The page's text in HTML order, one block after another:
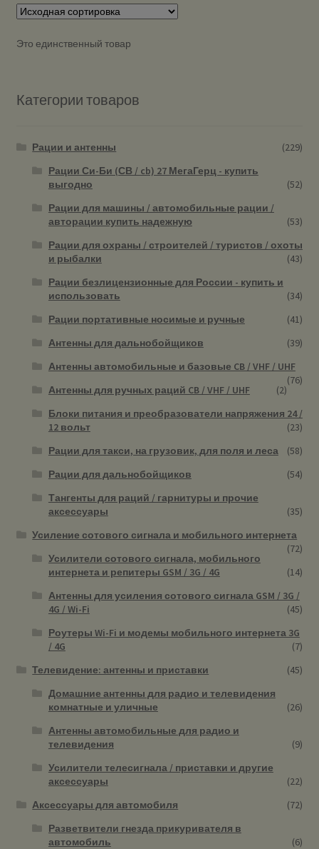
Это единственный товар
Категории товаров
Рации и антенны
(229)
Рации Си-Би (СВ / cb) 27 МегаГерц - купить
выгодно
(52)
Рации для машины / автомобильные рации /
авторации купить надежную
(53)
Рации для охраны / строителей / туристов / охоты
и рыбалки
(43)
Рации безлицензионные для России - купить и
использовать
(34)
Рации портативные носимые и ручные
(41)
Антенны для дальнобойщиков
(39)
Антенны автомобильные и базовые CB / VHF / UHF
(76)
Антенны для ручных раций CB / VHF / UHF
(2)
Блоки питания и преобразователи напряжения 24 /
12 вольт
(23)
Рации для такси, на грузовик, для поля и леса
(58)
Рации для дальнобойщиков
(54)
Тангенты для раций / гарнитуры и прочие
аксессуары
(35)
Усиление сотового сигнала и мобильного интернета
(72)
Усилители сотового сигнала, мобильного
интернета и репитеры GSM / 3G / 4G
(14)
Антенны для усиления сотового сигнала GSM / 3G /
4G / Wi-Fi
(45)
Роутеры Wi-Fi и модемы мобильного интернета 3G
/ 4G
(7)
Телевидение: антенны и приставки
(45)
Домашние антенны для радио и телевидения
комнатные и уличные
(26)
Антенны автомобильные для радио и
телевидения
(9)
Усилители телесигнала / приставки и другие
аксессуары
(22)
Аксессуары для автомобиля
(72)
Разветвители гнезда прикуривателя в
автомобиль
(6)